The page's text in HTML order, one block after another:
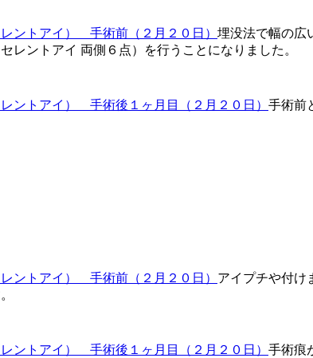
埋没法で幅の広
レントアイ 両側６点）を行うことになりました。
手術前
アイプチや付け
手術痕